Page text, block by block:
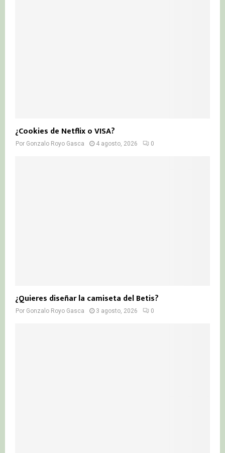
¿Cookies de Netflix o VISA?
Por Gonzalo Royo Gasca 4 agosto, 2026 0
¿Quieres diseñar la camiseta del Betis?
Por Gonzalo Royo Gasca 3 agosto, 2026 0